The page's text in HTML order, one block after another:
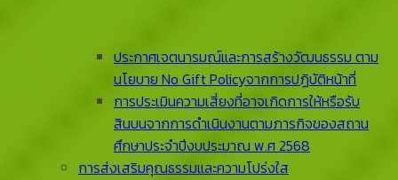
ประกาศเจตนารมณ์และการสร้างวัฒนธรรม ตาม
นโยบาย No Gift Policyจากการปฏิบัติหน้าที่
การประเมินความเสี่ยงที่อาจเกิดการให้หรือรับ
สินบนจากการดําเนินงานตามภารกิจของสถาน
ศึกษาประจําปีงบประมาณ พ.ศ 2568
การส่งเสริมคุณธรรมและความโปร่งใส